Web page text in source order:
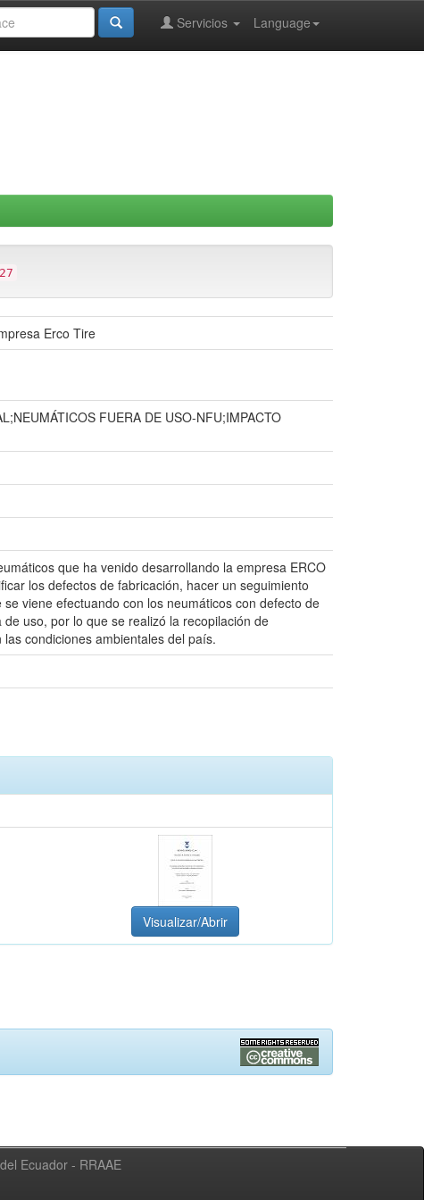
Language
Servicios
Erco Tire
FUERA DE USO-NFU;IMPACTO
que ha venido desarrollando la empresa ERCO
los defectos de fabricación, hacer un seguimiento
viene efectuando con los neumáticos con defecto de
uso, por lo que se realizó la recopilación de
condiciones ambientales del país.
Visualizar/Abrir
Ecuador - RRAAE